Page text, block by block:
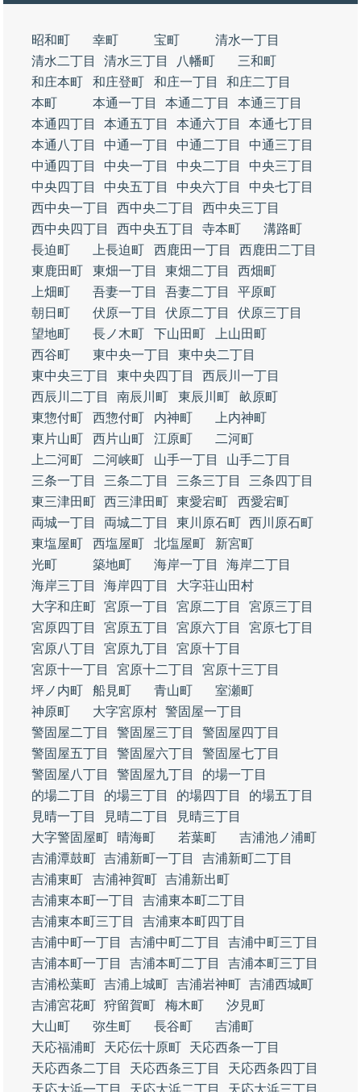
昭和町 幸町 宝町
清水一丁目
清水二丁目
清水三丁目 八幡町
三和町
和庄本町
和庄登町 和庄一丁目
和庄二丁目
本町
本通一丁目 本通二丁目
本通三丁目
本通四丁目
本通五丁目 本通六丁目
本通七丁目
本通八丁目
中通一丁目 中通二丁目
中通三丁目
中通四丁目
中央一丁目 中央二丁目
中央三丁目
中央四丁目
中央五丁目 中央六丁目
中央七丁目
西中央一丁目
西中央二丁目
西中央三丁目
西中央四丁目
西中央五丁目 寺本町
溝路町
長迫町
上長迫町 西鹿田一丁目
西鹿田二丁目
東鹿田町
東畑一丁目 東畑二丁目
西畑町
上畑町
吾妻一丁目 吾妻二丁目
平原町
朝日町
伏原一丁目 伏原二丁目
伏原三丁目
望地町
長ノ木町 下山田町
上山田町
西谷町
東中央一丁目
東中央二丁目
東中央三丁目
東中央四丁目
西辰川一丁目
西辰川二丁目
南辰川町 東辰川町
畝原町
東惣付町
西惣付町 内神町
上内神町
東片山町
西片山町 江原町
二河町
上二河町
二河峡町 山手一丁目
山手二丁目
三条一丁目
三条二丁目 三条三丁目
三条四丁目
東三津田町 西三津田町 東愛宕町
西愛宕町
両城一丁目
両城二丁目 東川原石町 西川原石町
東塩屋町
西塩屋町 北塩屋町
新宮町
光町
築地町 海岸一丁目
海岸二丁目
海岸三丁目
海岸四丁目
大字荘山田村
大字和庄町 宮原一丁目 宮原二丁目
宮原三丁目
宮原四丁目
宮原五丁目 宮原六丁目
宮原七丁目
宮原八丁目
宮原九丁目
宮原十丁目
宮原十一丁目
宮原十二丁目
宮原十三丁目
坪ノ内町
船見町 青山町
室瀬町
神原町
大字宮原村 警固屋一丁目
警固屋二丁目
警固屋三丁目
警固屋四丁目
警固屋五丁目
警固屋六丁目
警固屋七丁目
警固屋八丁目
警固屋九丁目
的場一丁目
的場二丁目
的場三丁目 的場四丁目
的場五丁目
見晴一丁目
見晴二丁目
見晴三丁目
大字警固屋町
晴海町 若葉町
吉浦池ノ浦町
吉浦潭鼓町 吉浦新町一丁目
吉浦新町二丁目
吉浦東町
吉浦神賀町 吉浦新出町
吉浦東本町一丁目
吉浦東本町二丁目
吉浦東本町三丁目
吉浦東本町四丁目
吉浦中町一丁目
吉浦中町二丁目
吉浦中町三丁目
吉浦本町一丁目
吉浦本町二丁目
吉浦本町三丁目
吉浦松葉町 吉浦上城町 吉浦岩神町 吉浦西城町
吉浦宮花町 狩留賀町 梅木町
汐見町
大山町
弥生町 長谷町
吉浦町
天応福浦町
天応伝十原町
天応西条一丁目
天応西条二丁目
天応西条三丁目
天応西条四丁目
天応大浜一丁目
天応大浜二丁目
天応大浜三丁目